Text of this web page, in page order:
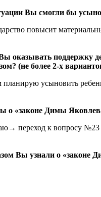
Вы смогли бы
повысит
оказывать поддержку
(не более 2-х
планирую усыновить
о «законе Димы
переход к вопросу №23
Вы узнали о «законе